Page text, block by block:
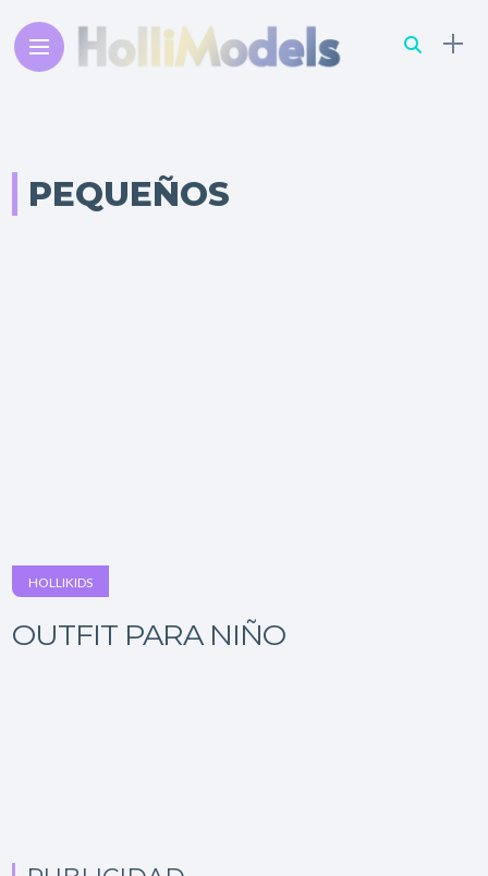
PEQUEÑOS
HOLLIKIDS
OUTFIT PARA NIÑO